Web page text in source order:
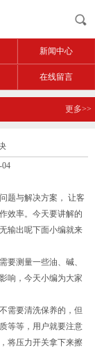
新闻中心
在线留言
更多>>
题与解决方案， 让客
效率。今天要讲解的
输出呢下面小编就来
要测量一些油、碱、
响，今天小编为大家
需要清洗保养的，但
等等，用户就要注意
将压力开关拿下来擦